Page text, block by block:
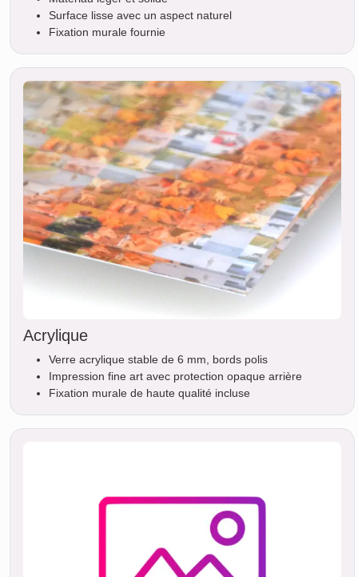
Surface lisse avec un aspect naturel
Fixation murale fournie
Acrylique
Verre acrylique stable de 6 mm, bords polis
Impression fine art avec protection opaque arrière
Fixation murale de haute qualité incluse